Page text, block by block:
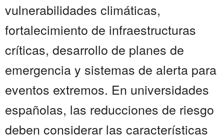
vulnerabilidades climáticas,
fortalecimiento de infraestructuras
críticas, desarrollo de planes de
emergencia y sistemas de alerta para
eventos extremos. En universidades
españolas, las reducciones de riesgo
deben considerar las características